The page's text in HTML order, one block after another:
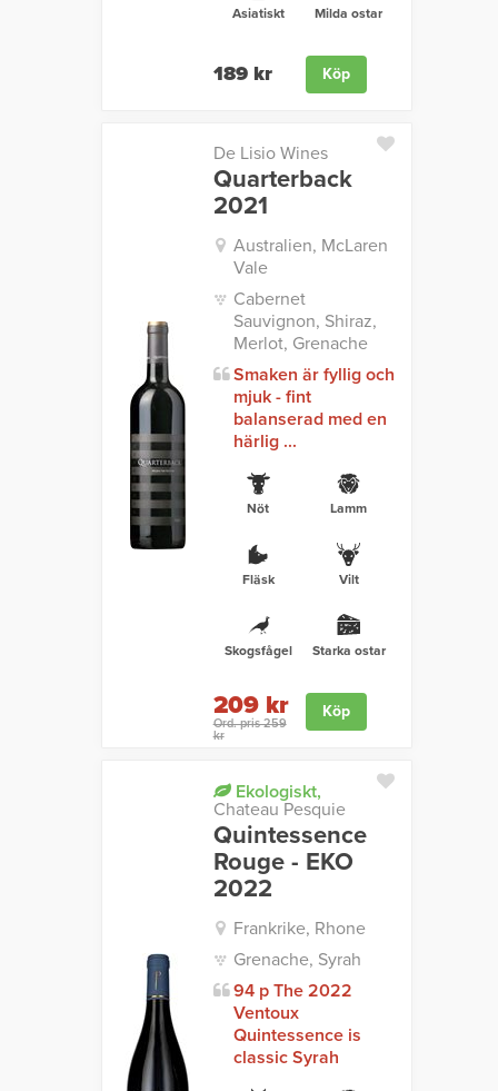
Asiatiskt Milda ostar
189 kr Köp
De Lisio Wines
Quarterback
2021
Australien, McLaren
Vale
Cabernet
Sauvignon, Shiraz,
Merlot, Grenache
Smaken är fyllig och
mjuk - fint
balanserad med en
härlig ...
Nöt Lamm
Fläsk Vilt
Skogsfågel Starka ostar
209 kr
Ord. pris 259
kr
Köp
Ekologiskt,
Chateau Pesquie
Quintessence
Rouge - EKO
2022
Frankrike, Rhone
Grenache, Syrah
94 p The 2022
Ventoux
Quintessence is
classic Syrah